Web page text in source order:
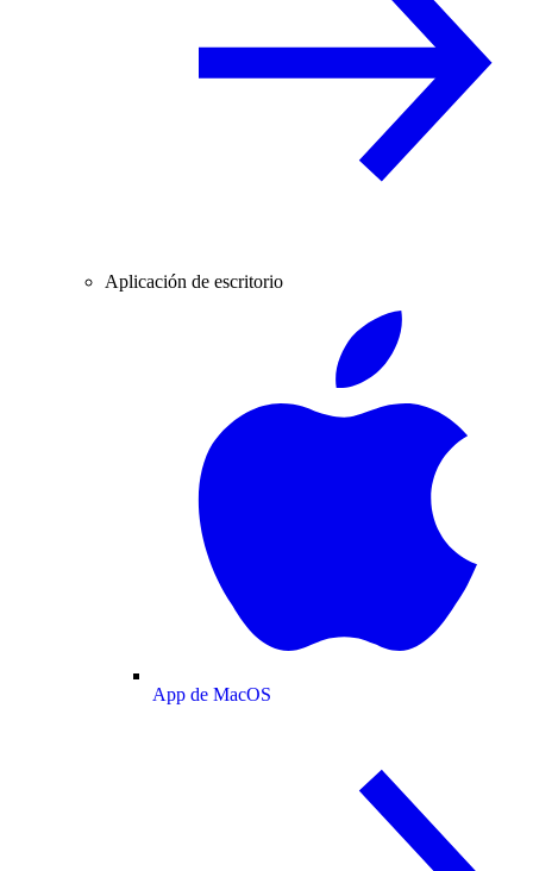
Aplicación de escritorio
App de MacOS